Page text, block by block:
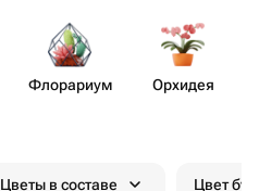
Флорариум Орхидея
Цветы в составе Цвет